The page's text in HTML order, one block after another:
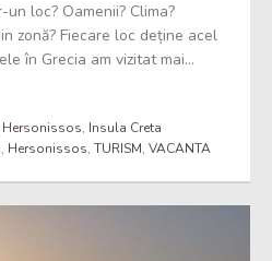
loc? Oamenii? Clima?
zonă? Fiecare loc deține acel
în Grecia am vizitat mai...
Hersonissos, Insula Creta
, Hersonissos, TURISM, VACANTA